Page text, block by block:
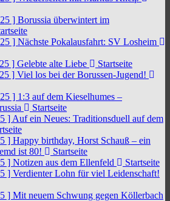
] Borussia überwintert im
] Nächste Pokalausfahrt: SV Losheim
] Gelebte alte Liebe
Startseite
] Viel los bei der Borussen-Jugend!
] 1:3 auf dem Kieselhumes –
Startseite
] Auf ein Neues: Traditionsduell auf dem
] Happy birthday, Horst Schauß – ein
ist 80!
Startseite
] Notizen aus dem Ellenfeld
Startseite
] Verdienter Lohn für viel Leidenschaft!
] Mit neuem Schwung gegen Köllerbach